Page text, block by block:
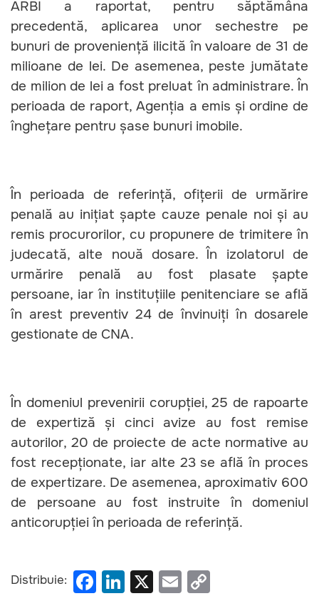
ARBI a raportat, pentru săptămâna
precedentă, aplicarea unor sechestre pe
bunuri de proveniență ilicită în valoare de 31 de
milioane de lei. De asemenea, peste jumătate
de milion de lei a fost preluat în administrare. În
perioada de raport, Agenția a emis și ordine de
înghețare pentru șase bunuri imobile.
În perioada de referință, ofițerii de urmărire
penală au inițiat șapte cauze penale noi și au
remis procurorilor, cu propunere de trimitere în
judecată, alte nouă dosare. În izolatorul de
urmărire penală au fost plasate șapte
persoane, iar în instituțiile penitenciare se află
în arest preventiv 24 de învinuiți în dosarele
gestionate de CNA.
În domeniul prevenirii corupției, 25 de rapoarte
de expertiză și cinci avize au fost remise
autorilor, 20 de proiecte de acte normative au
fost recepționate, iar alte 23 se află în proces
de expertizare. De asemenea, aproximativ 600
de persoane au fost instruite în domeniul
anticorupției în perioada de referință.
Distribuie: F Li X E